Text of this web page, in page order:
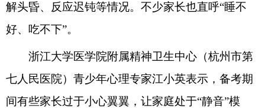
解头昏、反应迟钝等情况。不少家长也直呼“睡不
好、吃不下”。
浙江大学医学院附属精神卫生中心（杭州市第
七人民医院）青少年心理专家江小英表示，备考期
间有些家长过于小心翼翼，让家庭处于“静音”模